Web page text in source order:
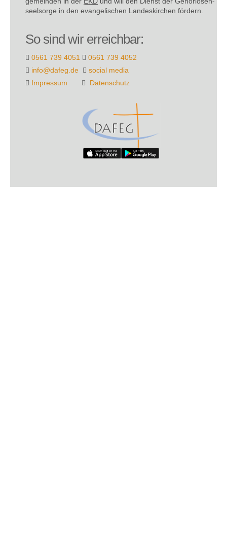
seel­sorge in den evange­lischen Landes­kirchen fördern.
So sind wir erreichbar:
0561 739 4051
0561 739 4052
info@dafeg.de
social media
Impressum
Datenschutz